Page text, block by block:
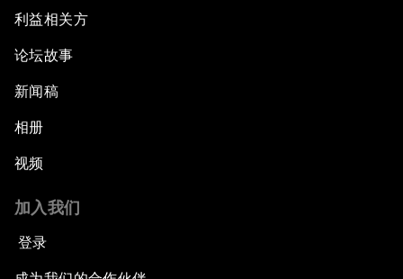
利益相关方
论坛故事
新闻稿
相册
视频
加入我们
登录